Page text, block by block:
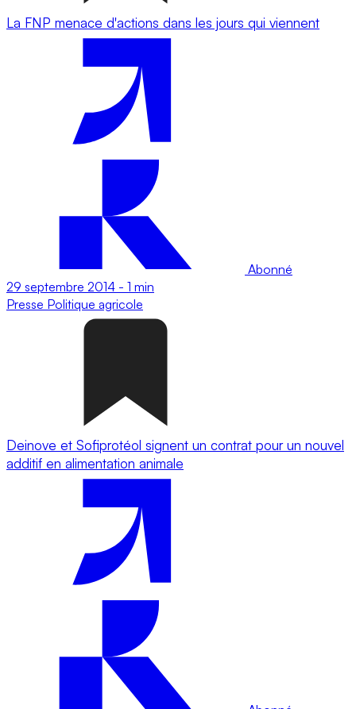
La FNP menace d'actions dans les jours qui viennent
Abonné
29 septembre 2014 - 1 min
Presse Politique agricole
Deinove et Sofiprotéol signent un contrat pour un nouvel
additif en alimentation animale